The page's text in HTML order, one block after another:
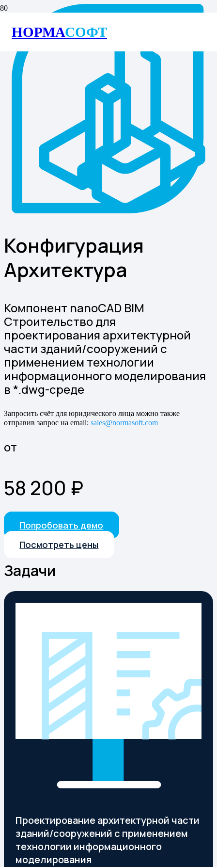
НОРМАСОФТ
Конфигурация
Архитектура
Компонент nanoCAD BIM
Строительство для
проектирования архитектурной
части зданий/сооружений с
применением технологии
информационного моделирования
в *.dwg-среде
Запросить счёт для юридического лица можно также
отправив запрос на email: sales@normasoft.com
от
58 200 ₽
Попробовать демо
Посмотреть цены
Задачи
Проектирование архитектурной части
зданий/сооружений с применением
технологии информационного
моделирования